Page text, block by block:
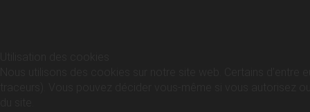
Nous utilisons des cookies sur notre site web. Certains
traceurs). Vous pouvez décider vous-même si vous autorisez